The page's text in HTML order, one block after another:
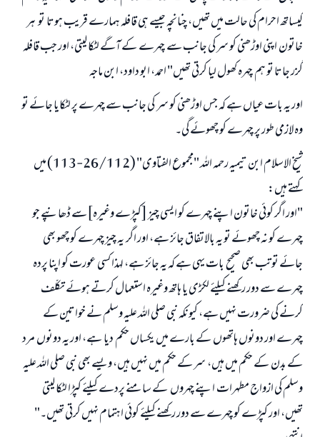
کیساتھ احرام کی حالت میں تھیں، چنانچہ جیسے ہی قافلہ ہمارے قریب ہوتا تو ہر
خاتون اپنی اوڑھنی کو سر کی جانب سے چہرے کے آگے لٹکا لیتی، اور جب قافلہ
گزر جاتا تو ہم چہرہ کھول لیا کرتی تھیں" احمد، ابو داود، ابن ماجہ
اور یہ بات عیاں ہے کہ جس اوڑھنی کو سر کی جانب سے چہرے پر لٹکایا جائے تو
وہ لازمی طور پر چہرے کو چھوئے گی۔
شیخ الاسلام ابن تیمیہ رحمہ اللہ "مجموع الفتاوى" (26/112-113) میں
کہتے ہیں:
"اور اگر کوئی خاتون اپنے چہرے کو ایسی چیز [کپڑے وغیرہ]سے ڈھانپے جو
چہرے کو نہ چھوئے تو یہ بالاتفاق جائز ہے، اور اگر یہ چیز چہرے کو چھو بھی
جائے تو تب بھی صحیح بات یہی ہے کہ یہ جائز ہے، لہذا کسی عورت کو اپنا پردہ
چہرے سے دور رکھنے کیلئے لکڑی یا ہاتھ وغیرہ استعمال کرتے ہوئے تکلّف
کرنے کی ضرورت نہیں ہے، کیونکہ نبی صلی اللہ علیہ وسلم نے خواتین کے
چہرے اور دونوں ہاتھوں کے بارے میں یکساں حکم دیا ہے، اور یہ دونوں مرد
کے بدن کے حکم میں ہیں، سر کے حکم میں نہیں ہیں، ویسے بھی نبی صلی اللہ علیہ
وسلم کی ازواج مطہرات اپنے چہروں کے سامنے پردے کیلئے کپڑا لٹکا لیتی
تھیں، اور کپڑے کو چہرے سے دور رکھنے کیلئے کوئی اہتمام نہیں کرتی تھیں۔"